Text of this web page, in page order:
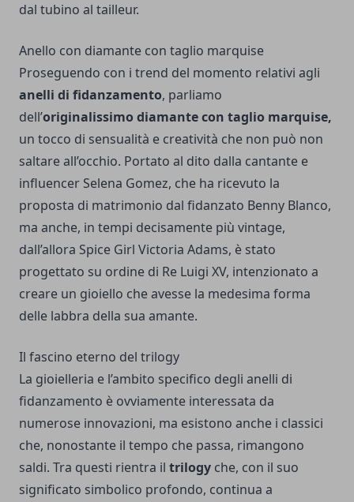
dal tubino al tailleur.
Anello con diamante con taglio marquise
Proseguendo con i trend del momento relativi agli
anelli di fidanzamento, parliamo
dell’originalissimo diamante con taglio marquise,
un tocco di sensualità e creatività che non può non
saltare all’occhio. Portato al dito dalla cantante e
influencer Selena Gomez, che ha ricevuto la
proposta di matrimonio dal fidanzato Benny Blanco,
ma anche, in tempi decisamente più vintage,
dall’allora Spice Girl Victoria Adams, è stato
progettato su ordine di Re Luigi XV, intenzionato a
creare un gioiello che avesse la medesima forma
delle labbra della sua amante.
Il fascino eterno del trilogy
La gioielleria e l’ambito specifico degli anelli di
fidanzamento è ovviamente interessata da
numerose innovazioni, ma esistono anche i classici
che, nonostante il tempo che passa, rimangono
saldi. Tra questi rientra il trilogy che, con il suo
significato simbolico profondo, continua a